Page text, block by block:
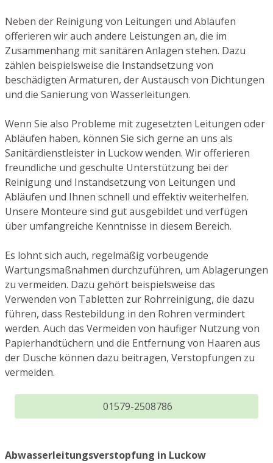
Neben der Reinigung von Leitungen und Abläufen
offerieren wir auch andere Leistungen an, die im
Zusammenhang mit sanitären Anlagen stehen. Dazu
zählen beispielsweise die Instandsetzung von
beschädigten Armaturen, der Austausch von Dichtungen
und die Sanierung von Wasserleitungen.
Wenn Sie also Probleme mit zugesetzten Leitungen oder
Abläufen haben, können Sie sich gerne an uns als
Sanitärdienstleister in Luckow wenden. Wir offerieren
freundliche und geschulte Unterstützung bei der
Reinigung und Instandsetzung von Leitungen und
Abläufen und Ihnen schnell und effektiv weiterhelfen.
Unsere Monteure sind gut ausgebildet und verfügen
über umfangreiche Kenntnisse in diesem Bereich.
Es lohnt sich auch, regelmäßig vorbeugende
Wartungsmaßnahmen durchzuführen, um Ablagerungen
zu vermeiden. Dazu gehört beispielsweise das
Verwenden von Tabletten zur Rohrreinigung, die dazu
führen, dass Restebildung in den Rohren vermindert
werden. Auch das Vermeiden von häufiger Nutzung von
Papierhandtüchern und die Entfernung von Haaren aus
der Dusche können dazu beitragen, Verstopfungen zu
vermeiden.
01579-2508786
Abwasserleitungsverstopfung in Luckow